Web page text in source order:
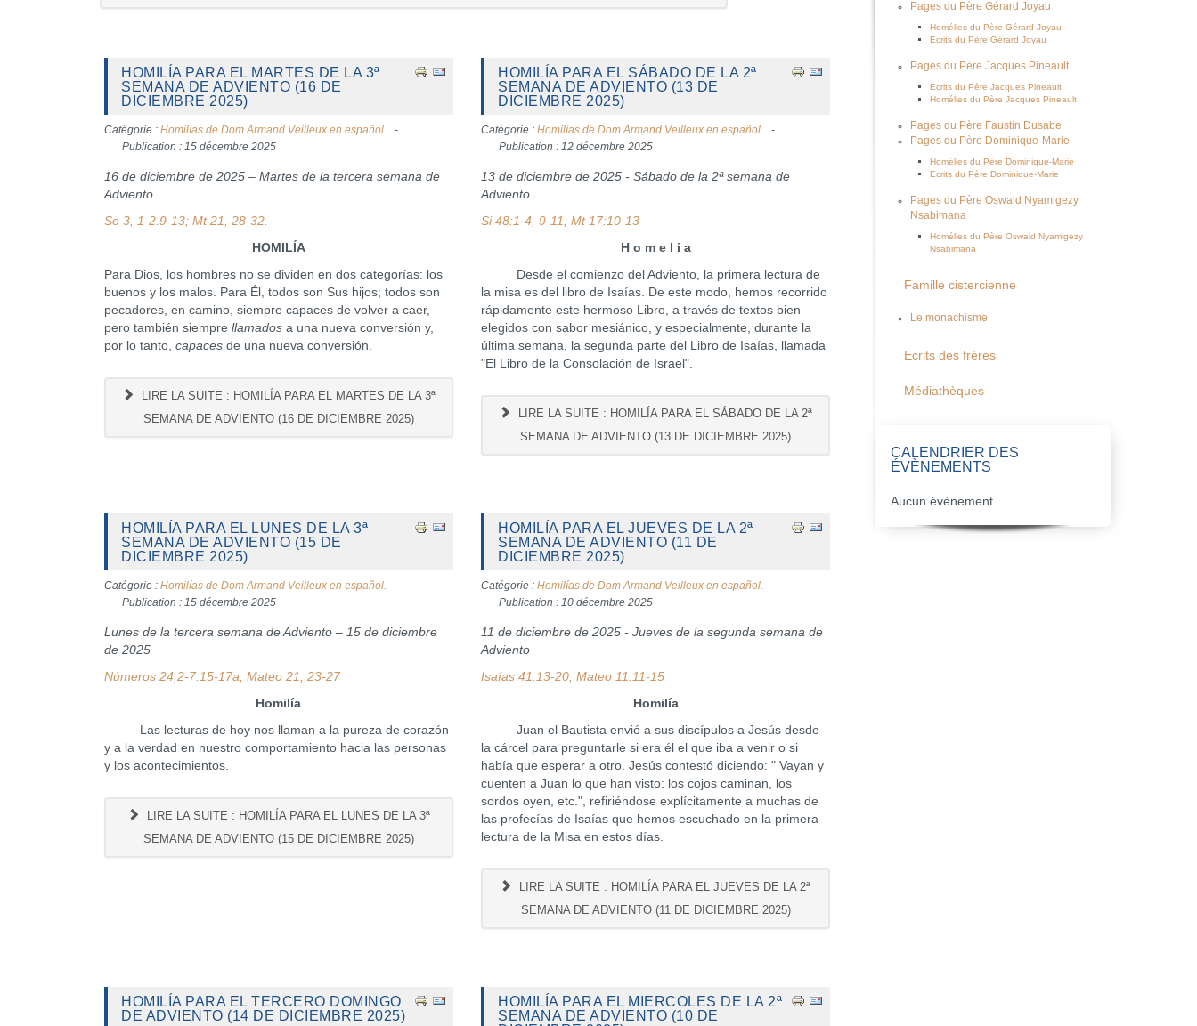
HOMILÍA PARA EL MARTES DE LA 3ª
SEMANA DE ADVIENTO (16 DE
DICIEMBRE 2025)
Catégorie : Homilías de Dom Armand Veilleux en español.
Publication : 15 décembre 2025
16 de diciembre de 2025 – Martes de la tercera semana de
Adviento.
So 3, 1-2.9-13; Mt 21, 28-32.
HOMILÍA
Para Dios, los hombres no se dividen en dos categorías: los
buenos y los malos. Para Él, todos son Sus hijos; todos son
pecadores, en camino, siempre capaces de volver a caer,
pero también siempre llamados a una nueva conversión y,
por lo tanto, capaces de una nueva conversión.
LIRE LA SUITE : HOMILÍA PARA EL MARTES DE LA 3ª
SEMANA DE ADVIENTO (16 DE DICIEMBRE 2025)
HOMILÍA PARA EL SÁBADO DE LA 2ª
SEMANA DE ADVIENTO (13 DE
DICIEMBRE 2025)
Catégorie :Homilías de Dom Armand Veilleux en español.
Publication : 12 décembre 2025
13 de diciembre de 2025 - Sábado de la 2ª semana de
Adviento
Si 48:1-4, 9-11; Mt 17:10-13
H o m e l i a
Desde el comienzo del Adviento, la primera lectura de
la misa es del libro de Isaías. De este modo, hemos recorrido
rápidamente este hermoso Libro, a través de textos bien
elegidos con sabor mesiánico, y especialmente, durante la
última semana, la segunda parte del Libro de Isaías, llamada
"El Libro de la Consolación de Israel".
LIRE LA SUITE : HOMILÍA PARA EL SÁBADO DE LA 2ª
SEMANA DE ADVIENTO (13 DE DICIEMBRE 2025)
HOMILÍA PARA EL LUNES DE LA 3ª
SEMANA DE ADVIENTO (15 DE
DICIEMBRE 2025)
Catégorie : Homilías de Dom Armand Veilleux en español.
Publication : 15 décembre 2025
Lunes de la tercera semana de Adviento – 15 de diciembre
de 2025
Números 24,2-7.15-17a; Mateo 21, 23-27
Homilía
Las lecturas de hoy nos llaman a la pureza de corazón
y a la verdad en nuestro comportamiento hacia las personas
y los acontecimientos.
LIRE LA SUITE : HOMILÍA PARA EL LUNES DE LA 3ª
SEMANA DE ADVIENTO (15 DE DICIEMBRE 2025)
HOMILÍA PARA EL JUEVES DE LA 2ª
SEMANA DE ADVIENTO (11 DE
DICIEMBRE 2025)
Catégorie :Homilías de Dom Armand Veilleux en español.
Publication : 10 décembre 2025
11 de diciembre de 2025 - Jueves de la segunda semana de
Adviento
Isaías 41:13-20; Mateo 11:11-15
Homilía
Juan el Bautista envió a sus discípulos a Jesús desde
la cárcel para preguntarle si era él el que iba a venir o si
había que esperar a otro. Jesús contestó diciendo: " Vayan y
cuenten a Juan lo que han visto: los cojos caminan, los
sordos oyen, etc.", refiriéndose explícitamente a muchas de
las profecías de Isaías que hemos escuchado en la primera
lectura de la Misa en estos días.
LIRE LA SUITE : HOMILÍA PARA EL JUEVES DE LA 2ª
SEMANA DE ADVIENTO (11 DE DICIEMBRE 2025)
HOMILÍA PARA EL TERCERO DOMINGO
DE ADVIENTO (14 DE DICIEMBRE 2025)
HOMILÍA PARA EL MIERCOLES DE LA 2ª
SEMANA DE ADVIENTO (10 DE
Pages du Père Gérard Joyau
Homélies du Père Gérard Joyau
Ecrits du Père Gérard Joyau
Pages du Père Jacques Pineault
Ecrits du Père Jacques Pineault
Homélies du Père Jacques Pineault
Pages du Père Faustin Dusabe
Pages du Père Dominique-Marie
Homélies du Père Dominique-Marie
Ecrits du Père Dominique-Marie
Pages du Père Oswald Nyamigezy
Nsabimana
Homélies du Père Oswald Nyamigezy
Nsabimana
Famille cistercienne
Le monachisme
Ecrits des frères
Médiathèques
CALENDRIER DES
ÉVÈNEMENTS
Aucun évènement